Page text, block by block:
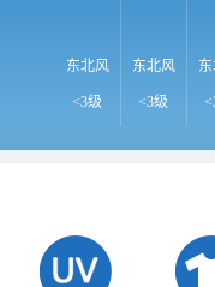
东北风
<3级
东北风
<3级